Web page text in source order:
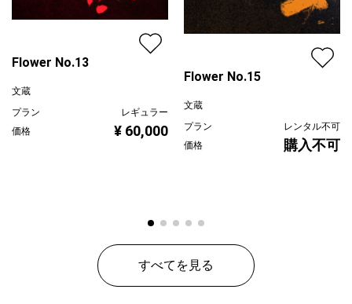
Flower No.13
文蔵
プラン
レギュラー
価格
¥ 60,000
Flower No.15
文蔵
プラン
レンタル不可
価格
購入不可
すべてを見る